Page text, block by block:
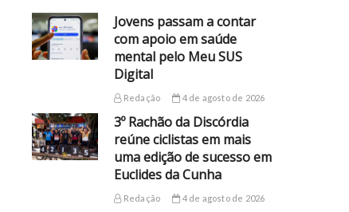
Jovens passam a contar
com apoio em saúde
mental pelo Meu SUS
Digital
Redação 4 de agosto de 2026
3º Rachão da Discórdia
reúne ciclistas em mais
uma edição de sucesso em
Euclides da Cunha
Redação 4 de agosto de 2026